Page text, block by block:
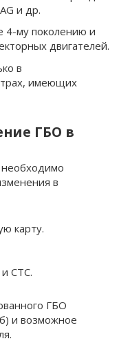
и др.
4-му поколению и
двигателей.
в
имеющих
ГБО в
необходимо
в
карту.
СТС.
ГБО
и возможное